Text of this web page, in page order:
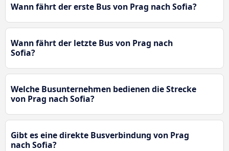
Wann fährt der erste Bus von Prag nach Sofia?
Wann fährt der letzte Bus von Prag nach
Sofia?
Welche Busunternehmen bedienen die Strecke
von Prag nach Sofia?
Gibt es eine direkte Busverbindung von Prag
nach Sofia?